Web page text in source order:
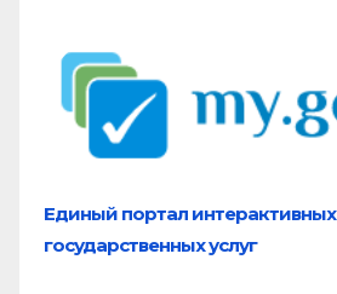
Единый портал интерактивных
государственных услуг